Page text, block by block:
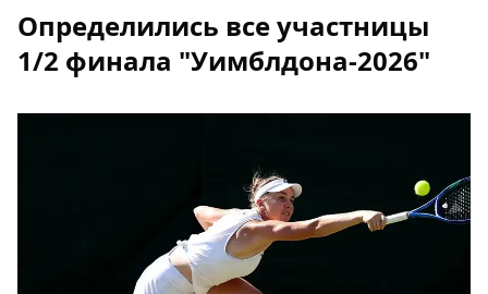
Определились все участницы
1/2 финала "Уимблдона-2026"